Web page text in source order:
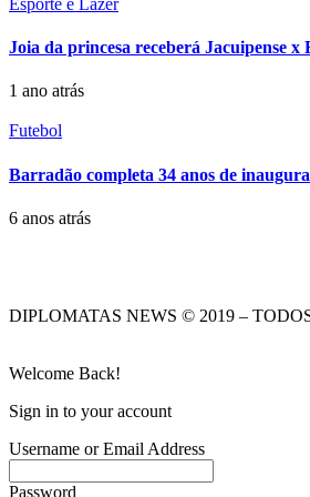
Joia da princesa receberá Jacuipense
1 ano atrás
Futebol
Barradão completa 34 anos de
6 anos atrás
DIPLOMATAS NEWS © 2019 –
Welcome Back!
Sign in to your account
Username or Email Address
Password